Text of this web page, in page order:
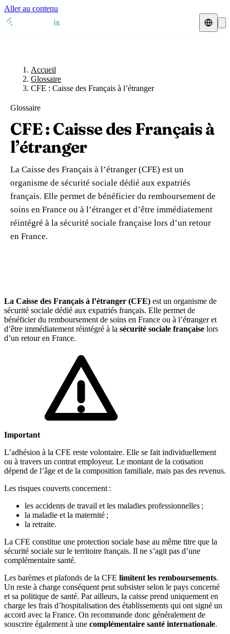
Aller au contenu
🇫🇷 France
🇬🇧 Royaume-Uni
🇧🇪 Belgique
Allemagne
🇮🇹 Italie
Norvège
🇱🇺 Luxembourg
Amazon
Fiches TVA
🇫🇷 France
🇬🇧
🇨🇭 Suisse
Belgique
🇩🇪 Allemagne
🇮🇹 Italie
🇳🇴 Norvège
Expert-comptable
Expert-comptable e-commerce
Expert-comptable Amazon
Ressources & Blog
Blog
Glossaire
Vérifier un n° TVA
Simulateur n° TVA
Accueil
Glossaire
CFE : Caisse des Français à l’étranger
Glossaire
CFE : Caisse des Français à
l’étranger
La Caisse des Français à l’étranger (CFE) est un
organisme de sécurité sociale dédié aux expatriés
français. Elle permet de bénéficier du remboursement de
soins en France ou à l’étranger et d’être immédiatement
réintégré à la sécurité sociale française lors d’un retour
en France.
La Caisse des Français à l’étranger (CFE) est un organisme de
sécurité sociale dédié aux expatriés français. Elle permet de
bénéficier du remboursement de soins en France ou à l’étranger et
d’être immédiatement réintégré à la sécurité sociale française lors
d’un retour en France.
Important
L’adhésion à la CFE reste volontaire. Elle se fait individuellement
ou à travers un contrat employeur. Le montant de la cotisation
dépend de l’âge et de la composition familiale, mais pas des revenus.
Les risques couverts concernent :
les accidents de travail et les maladies professionnelles ;
la maladie et la maternité ;
la retraite.
La CFE constitue une protection sociale base au même titre que la
sécurité sociale sur le territoire français. Il ne s’agit pas d’une
complémentaire santé.
Les barèmes et plafonds de la CFE limitent les remboursements.
Un reste à charge conséquent peut subsister selon le pays concerné
et sa politique de santé. Par ailleurs, la caisse prend uniquement en
charge les frais d’hospitalisation des établissements qui ont signé un
accord avec la France. On recommande donc généralement de
souscrire également à une complémentaire santé internationale.